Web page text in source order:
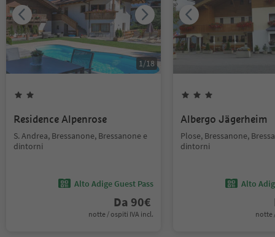
1/18
Residence Alpenrose
S. Andrea, Bressanone, Bressanone e
dintorni
Alto Adige Guest Pass
Da 90€
notte / ospiti IVA incl.
Albergo Jägerheim
Plose, Bressanone,
dintorni
Alto
notte